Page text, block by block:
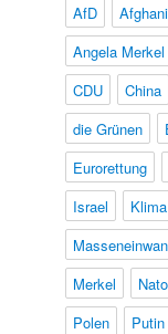
AfD
Angela Merkel
CDU
China
die Grünen
Eurorettung
Israel
Klima
Merkel
Nato
Polen
Putin